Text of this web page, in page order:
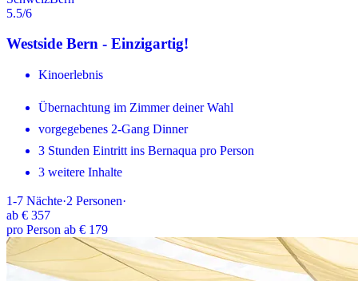
5.5/6
Westside Bern - Einzigartig!
Kinoerlebnis
Übernachtung im Zimmer deiner Wahl
vorgegebenes 2-Gang Dinner
3 Stunden Eintritt ins Bernaqua pro Person
3 weitere Inhalte
1-7 Nächte·2 Personen·
ab € 357
pro Person ab € 179